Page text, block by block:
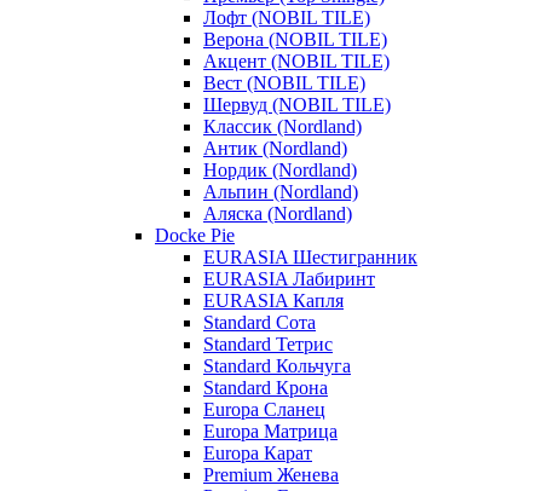
Лофт (NOBIL TILE)
Верона (NOBIL TILE)
Акцент (NOBIL TILE)
Вест (NOBIL TILE)
Шервуд (NOBIL TILE)
Классик (Nordland)
Антик (Nordland)
Нордик (Nordland)
Альпин (Nordland)
Аляска (Nordland)
Docke Pie
EURASIA Шестигранник
EURASIA Лабиринт
EURASIA Капля
Standard Сота
Standard Тетрис
Standard Кольчуга
Standard Крона
Europa Сланец
Europa Матрица
Europa Карат
Premium Женева